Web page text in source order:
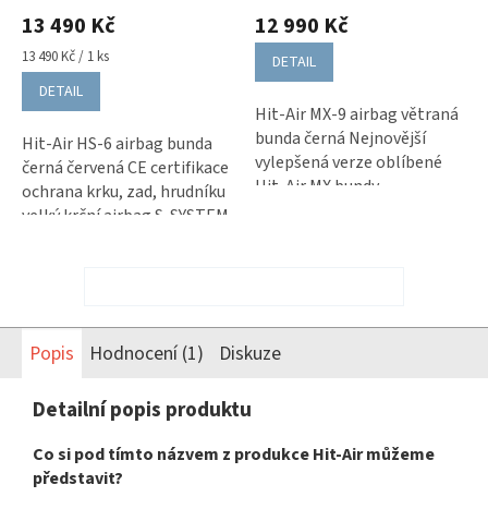
13 490 Kč
Měrná
cena:
13 490 Kč / 1 ks
DETAIL
Hit-Air HS-6 airbag bunda
černá červená CE certifikace
ochrana krku, zad, hrudníku
velký krční airbag S-SYSTEM
12 990 Kč
DETAIL
Hit-Air MX-9 airbag větraná
bunda černá Nejnovější
vylepšená verze oblíbené
Hit-Air MX bundy
Popis Hodnocení (1) Diskuze
Detailní popis produktu
Co si pod tímto názvem z produkce Hit-Air můžeme
představit?